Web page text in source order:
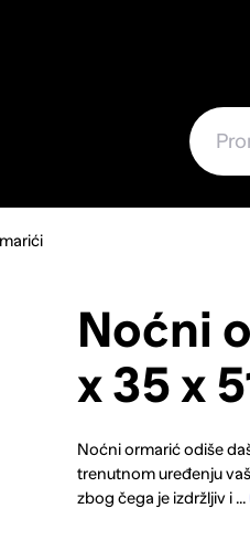
Noćni
x 35 x
Noćni ormarić odiše
trenutnom uređenju
zbog čega je izdržljiv i ...